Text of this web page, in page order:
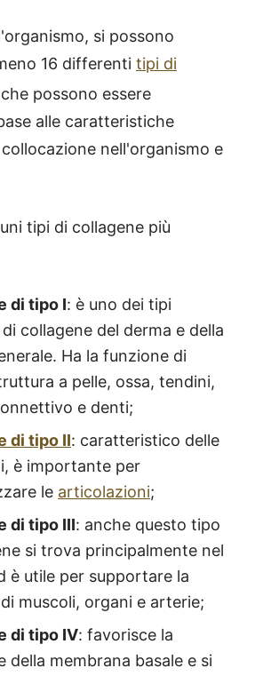
si possono
16 differenti tipi di
possono essere
alle caratteristiche
nell'organismo e
tipi di collagene più
di tipo I: è uno dei tipi
collagene del derma e della
Ha la funzione di
a pelle, ossa, tendini,
e denti;
di tipo II: caratteristico delle
è importante per
le articolazioni;
di tipo III: anche questo tipo
si trova principalmente nel
è utile per supportare la
muscoli, organi e arterie;
di tipo IV: favorisce la
della membrana basale e si